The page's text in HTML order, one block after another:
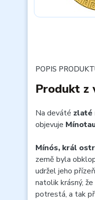
POPIS
Produkt z
Na deváté zlaté
objevuje
Mínós, král
země byla
udržel jeho
natolik krásný,
potrestá, a tak